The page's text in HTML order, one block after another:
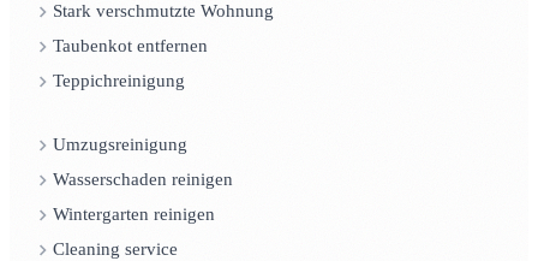
Stark verschmutzte Wohnung
Taubenkot entfernen
Teppichreinigung
Umzugsreinigung
Wasserschaden reinigen
Wintergarten reinigen
Cleaning service